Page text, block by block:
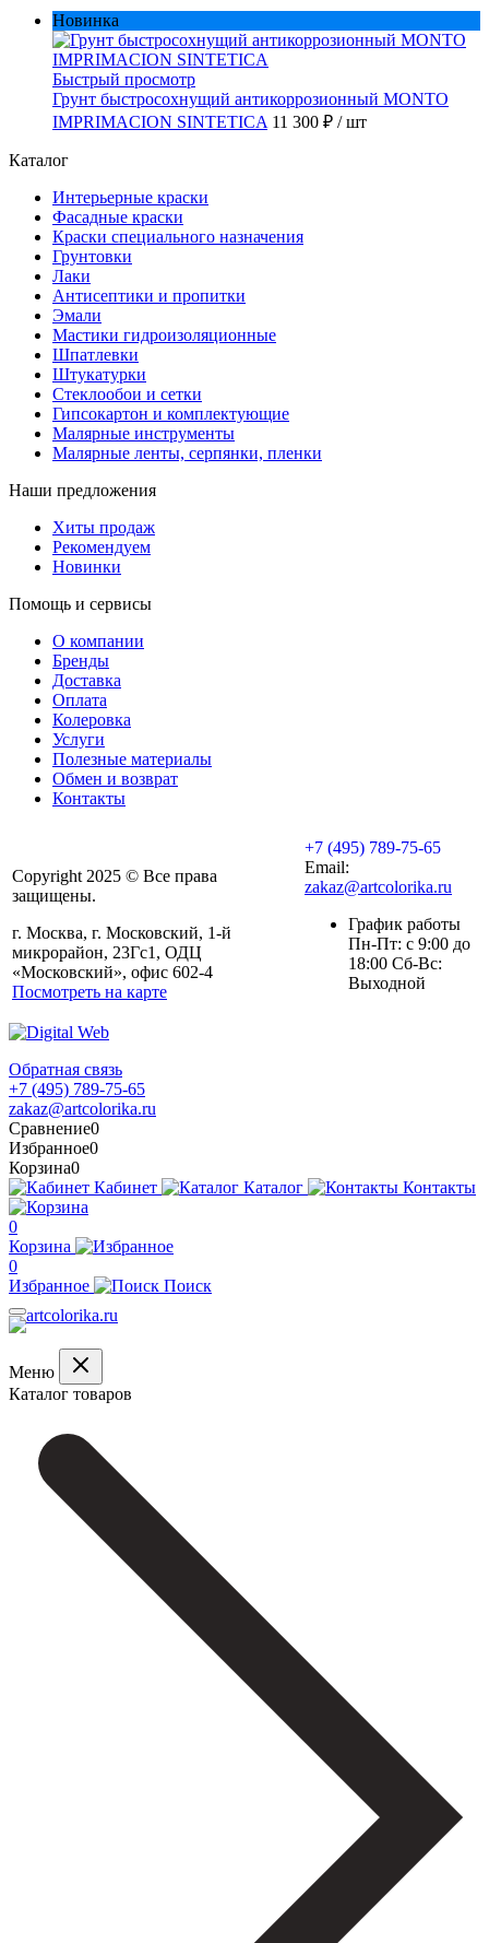
Новинка
Быстрый просмотр
Грунт быстросохнущий антикоррозионный MONTO
IMPRIMACION SINTETICA 11 300 ₽ / шт
Каталог
Интерьерные краски
Фасадные краски
Краски специального назначения
Грунтовки
Лаки
Антисептики и пропитки
Эмали
Мастики гидроизоляционные
Шпатлевки
Штукатурки
Стеклообои и сетки
Гипсокартон и комплектующие
Малярные инструменты
Малярные ленты, серпянки, пленки
Наши предложения
Хиты продаж
Рекомендуем
Новинки
Помощь и сервисы
О компании
Бренды
Доставка
Оплата
Колеровка
Услуги
Полезные материалы
Обмен и возврат
Контакты
Copyright 2025 © Все права
защищены.
г. Москва, г. Московский, 1-й
микрорайон, 23Гс1, ОДЦ
«Московский», офис 602-4
Посмотреть на карте
+7 (495) 789-75-65
Email:
zakaz@artcolorika.ru
График работы
Пн-Пт: с 9:00 до
18:00 Сб-Вс:
Выходной
Обратная связь
+7 (495) 789-75-65
zakaz@artcolorika.ru
Сравнение0
Избранное0
Корзина0
Кабинет
Каталог Контакты
0
Корзина
0
Избранное
Поиск
Меню
Каталог товаров